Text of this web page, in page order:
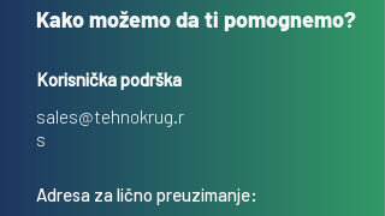
Kako možemo da ti pomognemo?
Korisnička podrška
sales@tehnokrug.r
s
Adresa za lično preuzimanje: